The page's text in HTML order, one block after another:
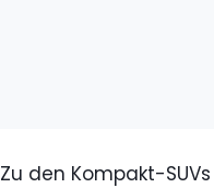
Zu den Kompakt-